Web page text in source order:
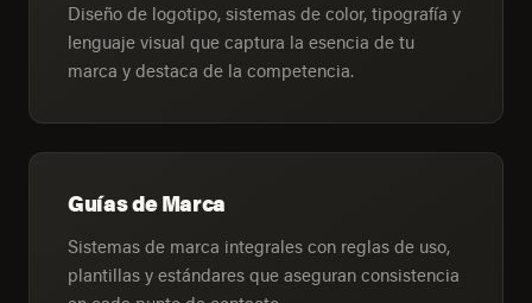
Diseño de logotipo, sistemas de color, tipografía y
lenguaje visual que captura la esencia de tu
marca y destaca de la competencia.
Guías de Marca
Sistemas de marca integrales con reglas de uso,
plantillas y estándares que aseguran consistencia